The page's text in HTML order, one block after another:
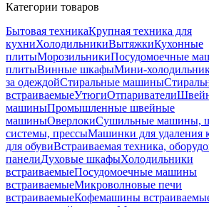
Категории товаров
Бытовая техникаКрупная техника для
кухниХолодильникиВытяжкиКухонные
плитыМорозильникиПосудомоечные
плитыВинные шкафыМини-
за одеждойСтиральные машины
встраиваемыеУтюгиОтпариватели
машиныПромышленные швейные
машиныОверлокиСушильные машины,
системы, прессыМашинки для удаления
для обувиВстраиваемая техника,
панелиДуховые шкафыХолодильники
встраиваемыеПосудомоечные машины
встраиваемыеМикроволновые печи
встраиваемыеКофемашины